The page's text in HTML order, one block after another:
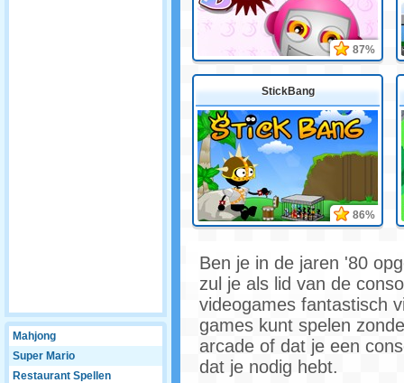
Mahjong
Super Mario
Restaurant Spellen
87%
StickBang
86%
Ben je in de jaren '80
zul je als lid van de
videogames fantastisch
games kunt spelen
arcade of dat je een
dat je nodig hebt.